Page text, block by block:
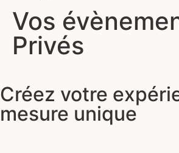
Vos
Privés
Créez votre
mesure unique